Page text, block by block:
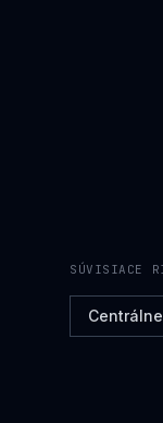
SÚVISIACE